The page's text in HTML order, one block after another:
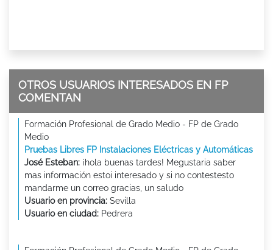
OTROS USUARIOS INTERESADOS EN FP
COMENTAN
Formación Profesional de Grado Medio - FP de Grado
Medio
Pruebas Libres FP Instalaciones Eléctricas y Automáticas
José Esteban: ¡hola buenas tardes! Megustaria saber
mas información estoi interesado y si no contestesto
mandarme un correo gracias, un saludo
Usuario en provincia: Sevilla
Usuario en ciudad: Pedrera